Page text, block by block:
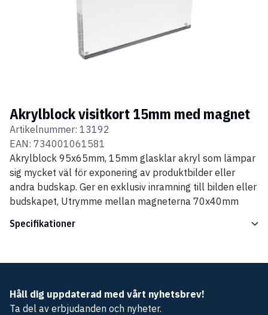
Akrylblock visitkort 15mm med magnet
Artikelnummer: 13192
EAN: 734001061581
Akrylblock 95x65mm, 15mm glasklar akryl som lämpar
sig mycket väl för exponering av produktbilder eller
andra budskap. Ger en exklusiv inramning till bilden eller
budskapet, Utrymme mellan magneterna 70x40mm
Specifikationer
Håll dig uppdaterad med vårt nyhetsbrev!
Ta del av erbjudanden och nyheter.